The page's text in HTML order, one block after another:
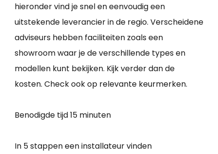
hieronder vind je snel en eenvoudig een
uitstekende leverancier in de regio. Verscheidene
adviseurs hebben faciliteiten zoals een
showroom waar je de verschillende types en
modellen kunt bekijken. Kijk verder dan de
kosten. Check ook op relevante keurmerken.
Benodigde tijd15 minuten
In 5 stappen een installateur vinden